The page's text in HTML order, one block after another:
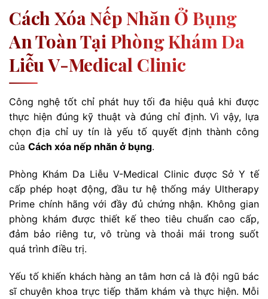
Cách Xóa Nếp Nhăn Ở Bụng
An Toàn Tại Phòng Khám Da
Liễu V-Medical Clinic
Công nghệ tốt chỉ phát huy tối đa hiệu quả khi được
thực hiện đúng kỹ thuật và đúng chỉ định. Vì vậy, lựa
chọn địa chỉ uy tín là yếu tố quyết định thành công
của Cách xóa nếp nhăn ở bụng.
Phòng Khám Da Liễu V-Medical Clinic được Sở Y tế
cấp phép hoạt động, đầu tư hệ thống máy Ultherapy
Prime chính hãng với đầy đủ chứng nhận. Không gian
phòng khám được thiết kế theo tiêu chuẩn cao cấp,
đảm bảo riêng tư, vô trùng và thoải mái trong suốt
quá trình điều trị.
Yếu tố khiến khách hàng an tâm hơn cả là đội ngũ bác
sĩ chuyên khoa trực tiếp thăm khám và thực hiện. Mỗi